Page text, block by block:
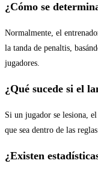
¿Cómo se
Normalmente, el
la tanda de penaltis,
jugadores.
¿Qué sucede si el
Si un jugador se lesiona,
que sea dentro de las
¿Existen